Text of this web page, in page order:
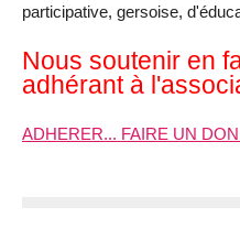
participative, gersoise,
Nous soutenir en
adhérant à
ADHERER... FAIRE UN